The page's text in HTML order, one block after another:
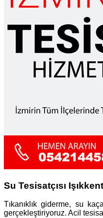
Su Tesisatçısı Işıkkent
Tıkanıklık giderme, su
gerçekleştiriyoruz. Acil